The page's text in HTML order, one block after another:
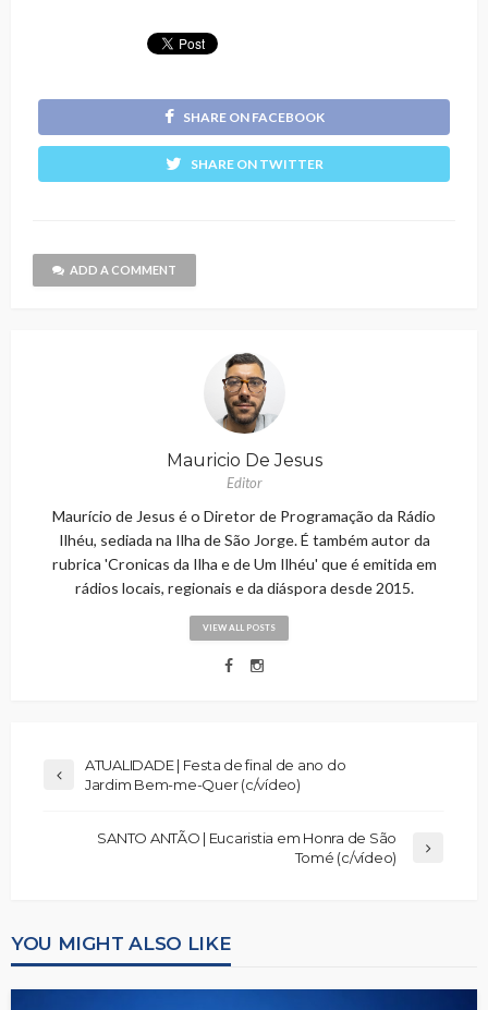
SHARE ON FACEBOOK
SHARE ON TWITTER
ADD A COMMENT
Mauricio De Jesus
Editor
Maurício de Jesus é o Diretor de Programação da Rádio
Ilhéu, sediada na Ilha de São Jorge. É também autor da
rubrica 'Cronicas da Ilha e de Um Ilhéu' que é emitida em
rádios locais, regionais e da diáspora desde 2015.
VIEW ALL POSTS
ATUALIDADE | Festa de final de ano do
Jardim Bem-me-Quer (c/vídeo)
SANTO ANTÃO | Eucaristia em Honra de São
Tomé (c/vídeo)
YOU MIGHT ALSO LIKE